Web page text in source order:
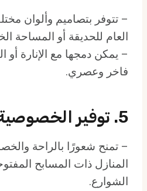
– تتوفر بتصاميم وألوان
العام للحديقة أو المساحة
– يمكن دمجها مع الإنارة أو
فاخر وعصري.
5. توفير الخصوصية
– تمنح شعورًا بالراحة
المنازل ذات المسابح
الشوارع.